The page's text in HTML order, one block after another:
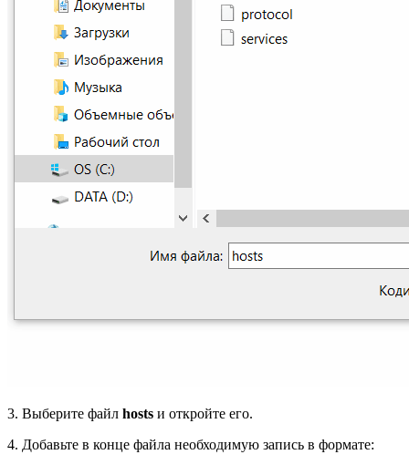
3. Выберите файл hosts и откройте его.
4. Добавьте в конце файла необходимую запись в формате: